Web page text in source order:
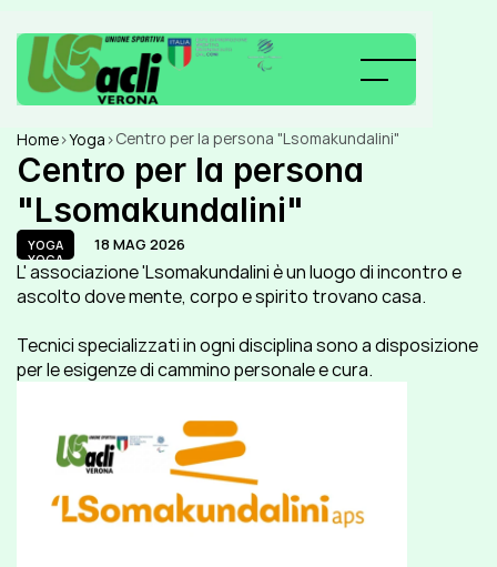
Home>Yoga >Centro per la persona "Lsomakundalini"
Centro per la persona
"Lsomakundalini"
YOGA
YOGA
18 MAG 2026
L' associazione 'Lsomakundalini è un luogo di incontro e
ascolto dove mente, corpo e spirito trovano casa.
Tecnici specializzati in ogni disciplina sono a disposizione
per le esigenze di cammino personale e cura.